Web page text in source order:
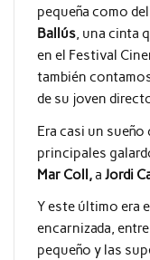
pequeña como
Ballús, una cinta
en el Festival
también
de su joven
Era casi un
principales
Mar Coll,a Jordi
Y este último era
encarnizada,
pequeño y las